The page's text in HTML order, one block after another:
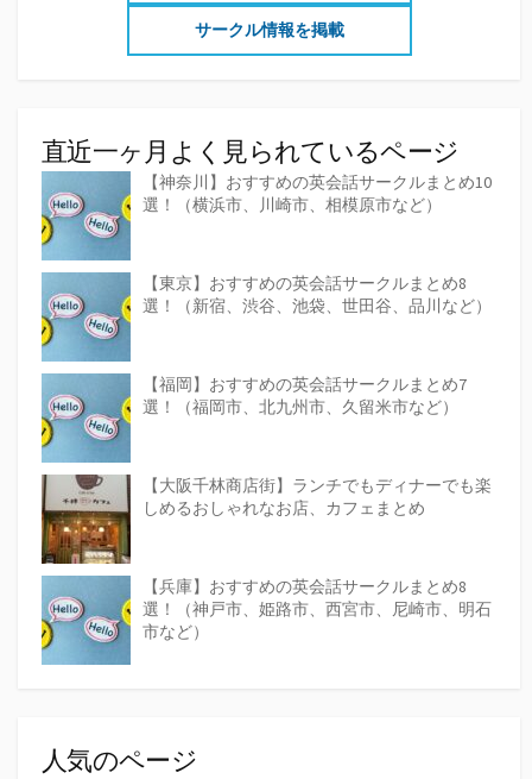
サークル情報を掲載
直近一ヶ月よく見られているページ
【神奈川】おすすめの英会話サークルまとめ10
選！（横浜市、川崎市、相模原市など）
【東京】おすすめの英会話サークルまとめ8
選！（新宿、渋谷、池袋、世田谷、品川など）
【福岡】おすすめの英会話サークルまとめ7
選！（福岡市、北九州市、久留米市など）
【大阪千林商店街】ランチでもディナーでも楽
しめるおしゃれなお店、カフェまとめ
【兵庫】おすすめの英会話サークルまとめ8
選！（神戸市、姫路市、西宮市、尼崎市、明石
市など）
人気のページ